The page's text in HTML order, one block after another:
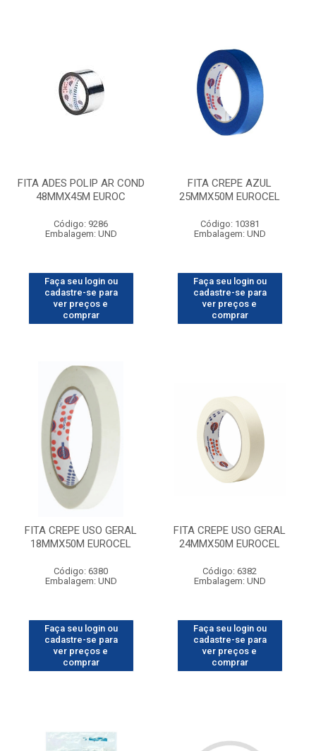
FITA ADES POLIP AR COND
48MMX45M EUROC
Código: 9286
Embalagem: UND
Faça seu login ou
cadastre-se para
ver preços e
comprar
FITA CREPE AZUL
25MMX50M EUROCEL
Código: 10381
Embalagem: UND
Faça seu login ou
cadastre-se para
ver preços e
comprar
FITA CREPE USO GERAL
18MMX50M EUROCEL
Código: 6380
Embalagem: UND
Faça seu login ou
cadastre-se para
ver preços e
comprar
FITA CREPE USO GERAL
24MMX50M EUROCEL
Código: 6382
Embalagem: UND
Faça seu login ou
cadastre-se para
ver preços e
comprar